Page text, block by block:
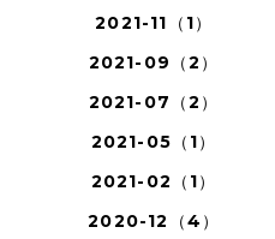
2021-11（1）
2021-09（2）
2021-07（2）
2021-05（1）
2021-02（1）
2020-12（4）